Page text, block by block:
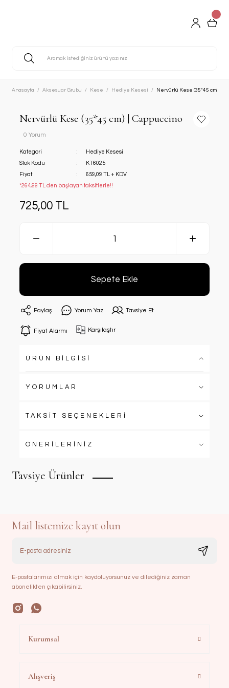
Anasayfa Aksesuar Grubu Kese Hediye Kesesi Nervürlü Kese (35*45 cm) |
Nervürlü Kese (35*45 cm) | Cappuccino
0 Yorum
Kategori
Hediye Kesesi
Stok Kodu
KT6025
Fiyat
659,09 TL + KDV
*264,99 TL den başlayan taksitlerle!!
725,00 TL
Sepete Ekle
Paylaş Yorum Yaz Tavsiye Et
Fiyat Alarmı Karşılaştır
ÜRÜN BİLGİSİ
YORUMLAR
TAKSİT SEÇENEKLERİ
ÖNERİLERİNİZ
Tavsiye Ürünler
Nervürlü Zarf Bohça | Ekru
Mail listemize kayıt olun
E-postalarımızı almak için kaydoluyorsunuz ve dilediğiniz zaman
abonelikten çıkabilirsiniz.
Kurumsal
Alışveriş